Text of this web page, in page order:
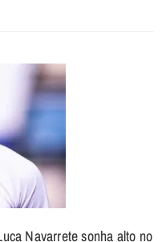
Navarrete sonha alto no